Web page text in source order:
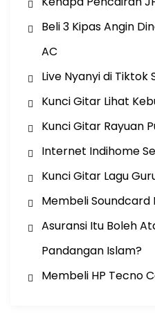
Beli 3 Kipas Angin
AC
Live Nyanyi di Tiktok
Kunci Gitar Lihat
Kunci Gitar Rayuan
Internet Indihome
Kunci Gitar Lagu
Membeli Soundcard
Asuransi Itu Boleh
Pandangan Islam?
Membeli HP Tecno